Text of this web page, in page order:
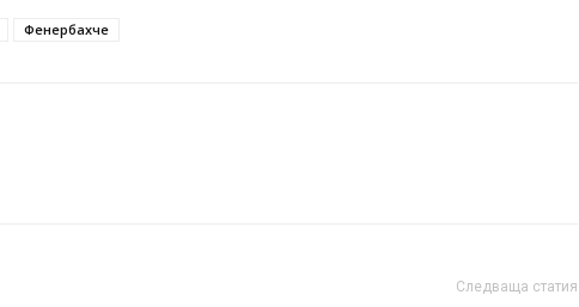
Фенербахче
Следваща статия